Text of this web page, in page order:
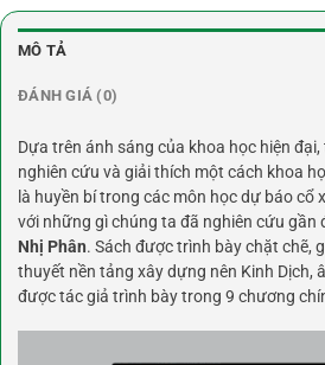
MÔ TẢ
ĐÁNH GIÁ (0)
Dựa trên ánh sáng của khoa học hiện
nghiên cứu và giải thích một cách khoa
là huyền bí trong các môn học dự báo cổ
với những gì chúng ta đã nghiên cứu gần
Nhị Phân. Sách được trình bày chặt chẽ,
thuyết nền tảng xây dựng nên Kinh Dịch,
được tác giả trình bày trong 9 chương